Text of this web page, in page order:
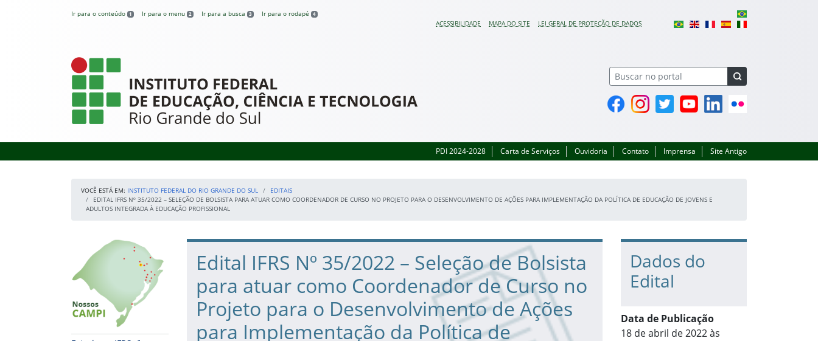
Ir para o conteúdo 1 Ir para o menu 2 Ir para a busca 3 Ir para o rodapé 4
ACESSIBILIDADE MAPA DO SITE LEI GERAL DE PROTEÇÃO DE DADOS
Instituto Federal do Rio Grande do Sul
FacebookInstagramTwitter YouTubeLinkedin
PDI 2024-2028 Carta de Serviços Ouvidoria Contato Imprensa Site Antigo
VOCÊ ESTÁ EM: INSTITUTO FEDERAL DO RIO GRANDE DO SUL
EDITAIS
EDITAL IFRS Nº 35/2022 – SELEÇÃO DE BOLSISTA PARA ATUAR COMO COORDENADOR DE CURSO NO PROJETO PARA O DESENVOLVIMENTO DE AÇÕES PARA IMPLEMENTAÇÃO DA POLÍTICA DE EDUCAÇÃO DE JOVENS E
ADULTOS INTEGRADA À EDUCAÇÃO PROFISSIONAL
Início da navegação
Nossos Campi Início do conteúdo
Edital IFRS Nº 35/2022 – Seleção de Bolsista
para atuar como Coordenador de Curso no
Projeto para o Desenvolvimento de Ações
para Implementação da Política de
Dados do
Edital
Data de Publicação
18 de abril de 2022 às